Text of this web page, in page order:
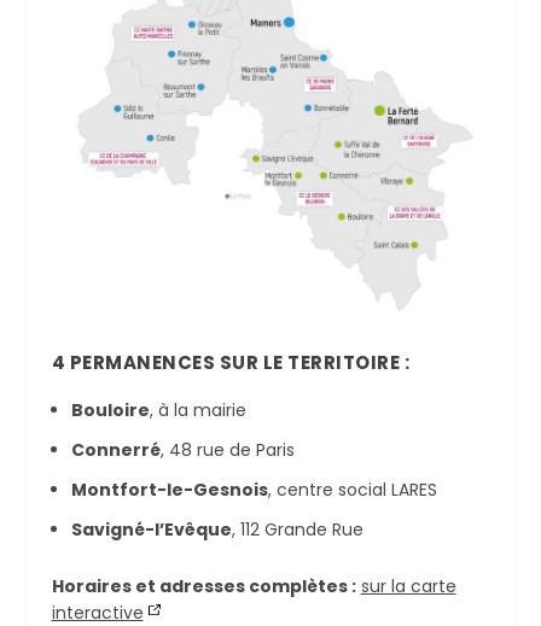
4 PERMANENCES SUR LE TERRITOIRE :
Bouloire, à la mairie
Connerré, 48 rue de Paris
Montfort-le-Gesnois, centre social LARES
Savigné-l’Evêque, 112 Grande Rue
Horaires et adresses complètes : sur la carte
interactive